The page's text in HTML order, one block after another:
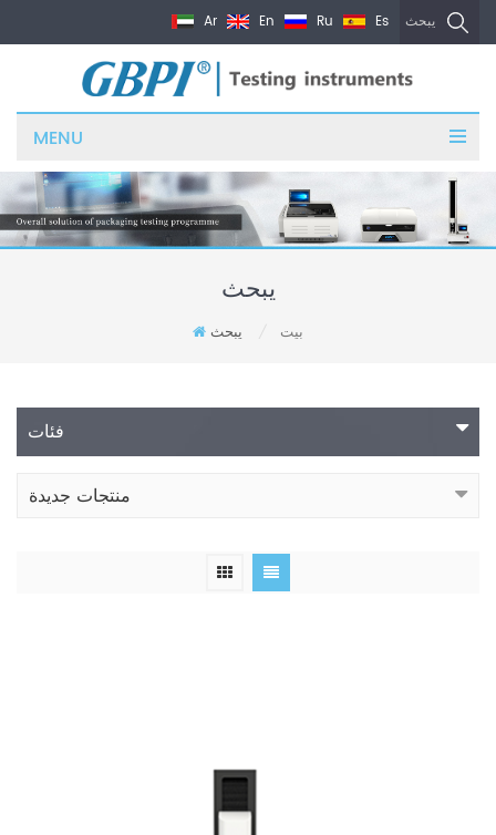
يبحث Ar En Ru Es
MENU
يبحث
بيت يبحث
فئات
منتجات جديدة